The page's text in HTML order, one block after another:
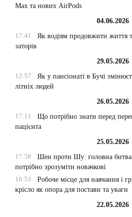
Max та нових AirPods
04.06.2026
17:41
Як водіям продовжити життя
заторів
29.05.2026
12:57
Як у пансіонаті в Бучі
літніх людей
26.05.2026
17:11
Що потрібно знати перед
пацієнта
25.05.2026
17:58
Шен проти Шу: головна битва
потрібно зрозуміти новачкові
16:53
Робоче місце для навчання і
крісло як опора для постави та уваги
22.05.2026